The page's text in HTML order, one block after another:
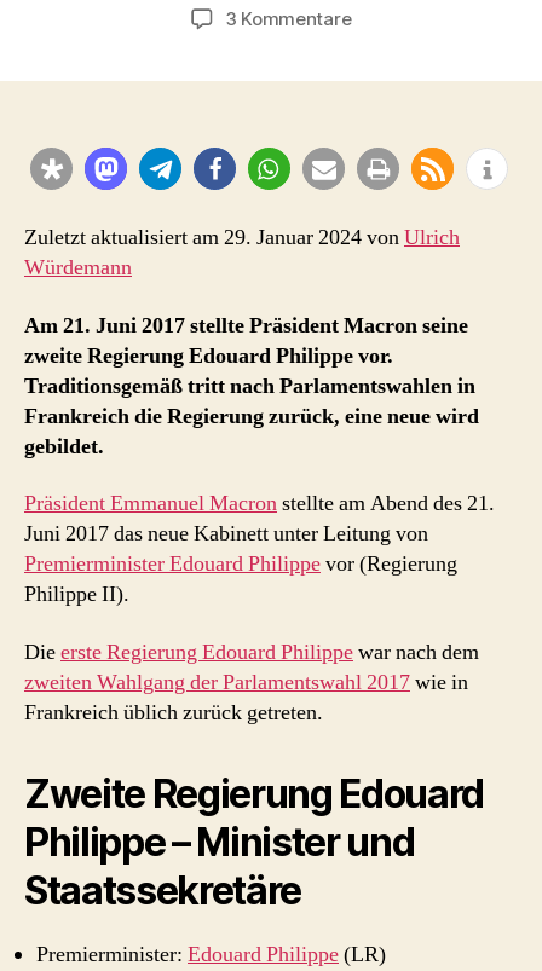
3 Kommentarezu
die
Regierung
Zuletzt aktualisiert am 29. Januar 2024 vonUlrich
Würdemann
Am 21. Juni 2017 stellte Präsident Macron seine
zweite Regierung Edouard Philippe vor.
Traditionsgemäß tritt nach Parlamentswahlen in
Frankreich die Regierung zurück, eine neue wird
gebildet.
Präsident Emmanuel Macronstellte am Abend des 21.
Juni 2017 das neue Kabinett unter Leitung von
Premierminister Edouard Philippevor (Regierung
Philippe II).
Dieerste Regierung Edouard Philippewar nach dem
zweiten Wahlgang der Parlamentswahl 2017wie in
Frankreich üblich zurück getreten.
Zweite Regierung Edouard
Philippe – Minister und
Staatssekretäre
Premierminister: Edouard Philippe(LR)